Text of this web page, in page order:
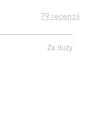
Za duży
79 recenzji